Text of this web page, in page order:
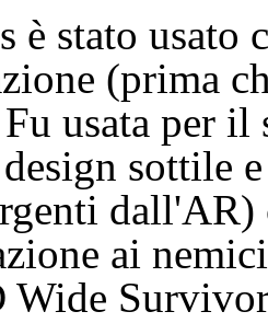
è stato
(prima
usata per
sottile
dall'AR)
ai
Wide Survivor